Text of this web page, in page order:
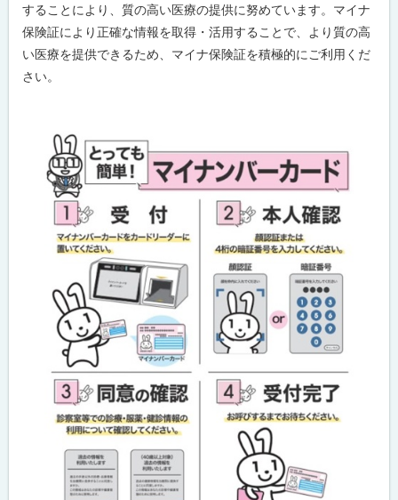
することにより、質の高い医療の提供に努めています。マイナ
保険証により正確な情報を取得・活用することで、より質の高
い医療を提供できるため、マイナ保険証を積極的にご利用くだ
さい。